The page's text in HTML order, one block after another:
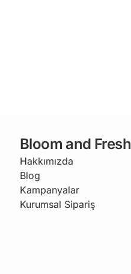
Bloom and Fresh
Hakkımızda
Blog
Kampanyalar
Kurumsal Sipariş